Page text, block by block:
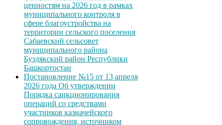
ценностям на 2026 год в рамках
муниципального контроля в
сфере благоустройства на
территории сельского поселения
Сабаевский сельсовет
муниципального района
Буздякский район Республики
Башкортостан
Постановление №15 от 13 апреля
2026 года Об утверждении
Порядка санкционирования
операций со средствами
участников казначейского
сопровождения, источником